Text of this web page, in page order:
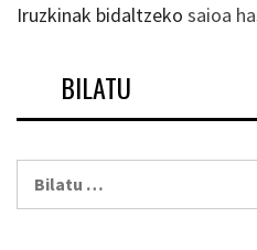
Iruzkinak bidaltzeko saioa
BILATU